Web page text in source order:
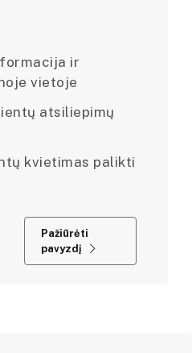
ir
vietoje
atsiliepimų
kvietimas palikti
Pažiūrėti
pavyzdį